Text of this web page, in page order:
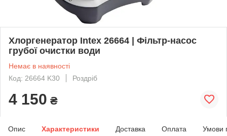
Хлоргенератор Intex 26664 | Фільтр-насос
грубої очистки води
Немає в наявності
Код: 26664 K30
Роздріб
4 150 ₴
Опис Характеристики Доставка Оплата Умови